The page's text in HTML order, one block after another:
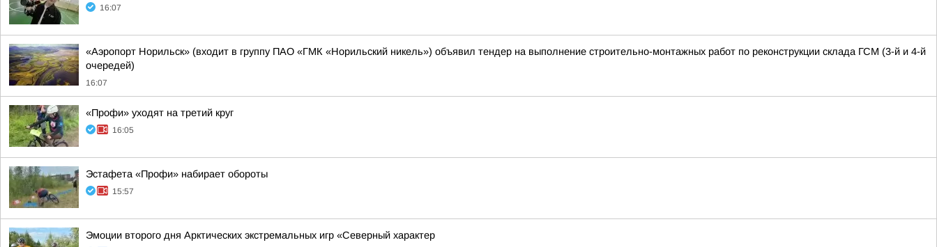
16:07
«Аэропорт Норильск» (входит в группу ПАО «ГМК «Норильский никель») объявил тендер на выполнение строительно-монтажных работ по реконструкции склада ГСМ (3-й и 4-й
очередей)
16:07
«Профи» уходят на третий круг
16:05
Эстафета «Профи» набирает обороты
15:57
Эмоции второго дня Арктических экстремальных игр «Северный характер